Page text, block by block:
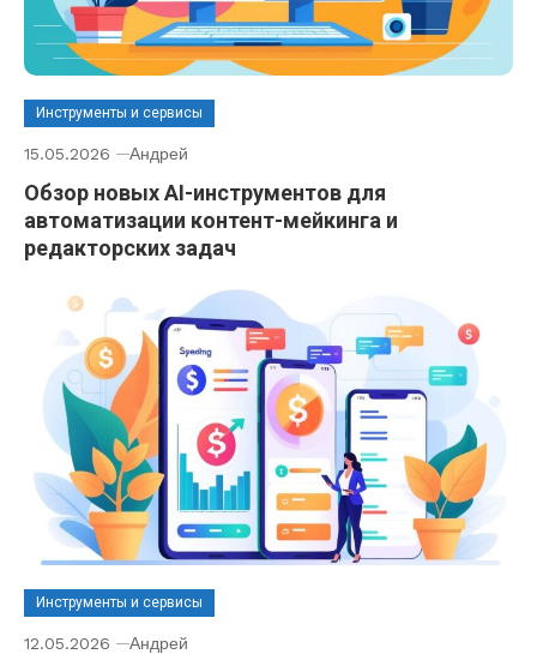
Инструменты и сервисы
15.05.2026 Андрей
Обзор новых AI-инструментов для
автоматизации контент-мейкинга и
редакторских задач
Инструменты и сервисы
12.05.2026 Андрей